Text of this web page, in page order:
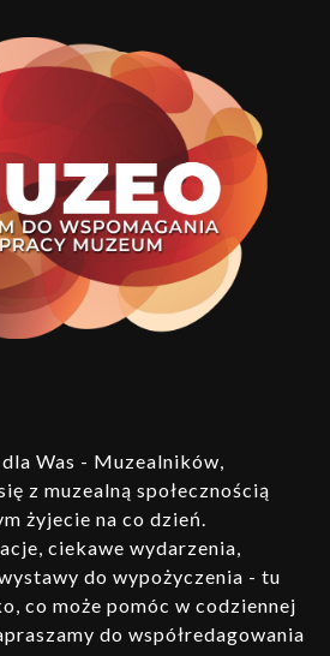
Was - Muzealników,
z muzealną społecznością
żyjecie na co dzień.
ciekawe wydarzenia,
do wypożyczenia - tu
co może pomóc w codziennej
do współredagowania